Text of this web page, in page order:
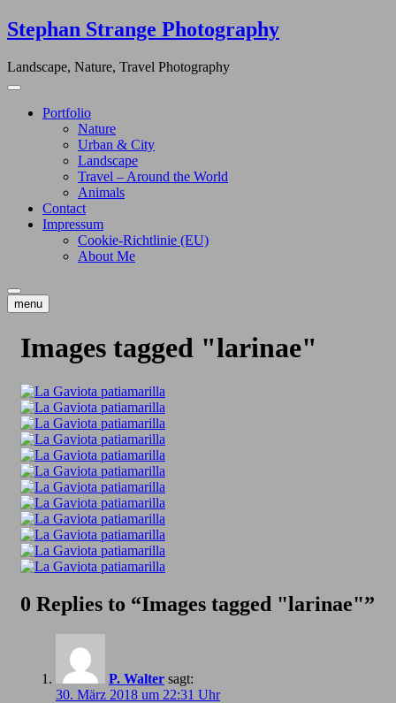
Skip
to
Stephan Strange Photography
Landscape, Nature, Travel Photography
Portfolio
Nature
Urban & City
Landscape
Travel – Around the World
Animals
Contact
Impressum
Cookie-Richtlinie (EU)
About Me
menu
Images tagged "larinae"
0 Replies to “Images tagged "larinae"”
P. Walter sagt:
30. März 2018 um 22:31 Uhr